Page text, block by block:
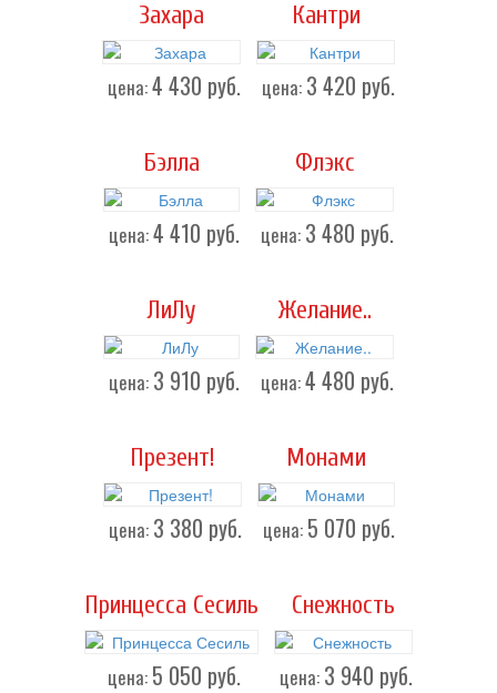
Захара
цена:4 430 руб.
Кантри
цена: 3 420 руб.
Бэлла
цена:4 410 руб.
Флэкс
цена: 3 480 руб.
ЛиЛу
цена: 3 910 руб.
Желание..
цена:4 480 руб.
Презент!
цена: 3 380 руб.
Монами
цена: 5 070 руб.
Принцесса Сесиль
цена: 5 050 руб.
Снежность
цена: 3 940 руб.